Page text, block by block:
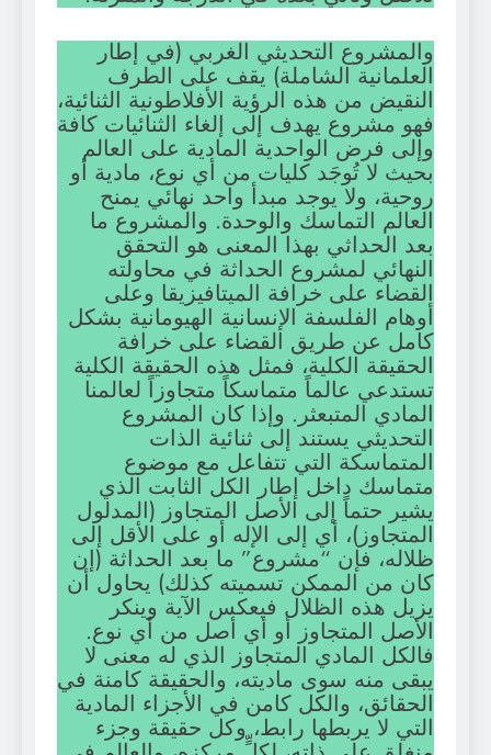
والمشروع التحديثي الغربي (في إطار
العلمانية الشاملة) يقف على الطرف
النقيض من هذه الرؤية الأفلاطونية الثنائية،
فهو مشروع يهدف إلى إلغاء الثنائيات كافة
وإلى فرض الواحدية المادية على العالم
بحيث لا تُوجَد كليات من أي نوع، مادية أو
روحية، ولا يوجد مبدأ واحد نهائي يمنح
العالم التماسك والوحدة. والمشروع ما
بعد الحداثي بهذا المعنى هو التحقق
النهائي لمشروع الحداثة في محاولته
القضاء على خرافة الميتافيزيقا وعلى
أوهام الفلسفة الإنسانية الهيومانية بشكل
كامل عن طريق القضاء على خرافة
الحقيقة الكلية، فمثل هذه الحقيقة الكلية
تستدعي عالماً متماسكاً متجاوزاً لعالمنا
المادي المتبعثر. وإذا كان المشروع
التحديثي يستند إلى ثنائية الذات
المتماسكة التي تتفاعل مع موضوع
متماسك داخل إطار الكل الثابت الذي
يشير حتماً إلى الأصل المتجاوز (المدلول
المتجاوز)، أي إلى الإله أو على الأقل إلى
ظلاله، فإن “مشروع” ما بعد الحداثة (إن
كان من الممكن تسميته كذلك) يحاول أن
يزيل هذه الظلال فيعكس الآية وينكر
الأصل المتجاوز أو أي أصل من أي نوع.
فالكل المادي المتجاوز الذي له معنى لا
يبقى منه سوى ماديته، والحقيقة كامنة في
الحقائق، والكل كامن في الأجزاء المادية
التي لا يربطها رابط، وكل حقيقة وجزء